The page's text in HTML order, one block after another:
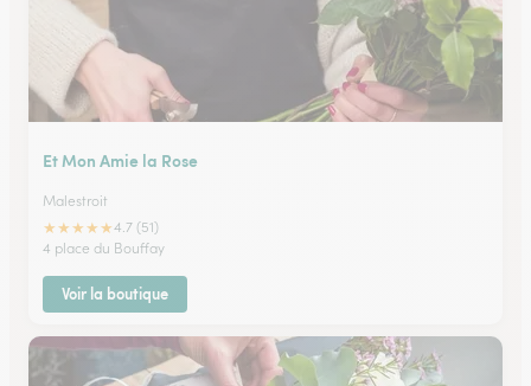
Et Mon Amie la Rose
Malestroit
★★★★★4.7 (51)
4 place du Bouffay
Voir la boutique